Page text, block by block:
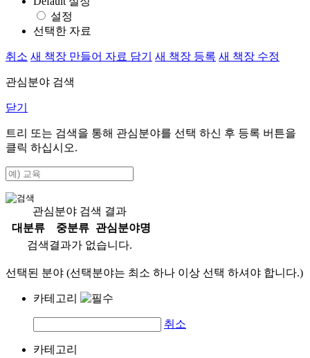
설정
선택한 자료
취소 새 책장 만들어 자료 담기 새 책장 등록 새 책장 수정
관심분야 검색
닫기
트리 또는 검색을 통해 관심분야를 선택 하신 후 등록 버튼을
클릭 하십시오.
관심분야 검색 결과
대분류
중분류
관심분야명
검색결과가 없습니다.
선택된 분야 (선택분야는 최소 하나 이상 선택 하셔야 합니다.)
카테고리
취소
카테고리